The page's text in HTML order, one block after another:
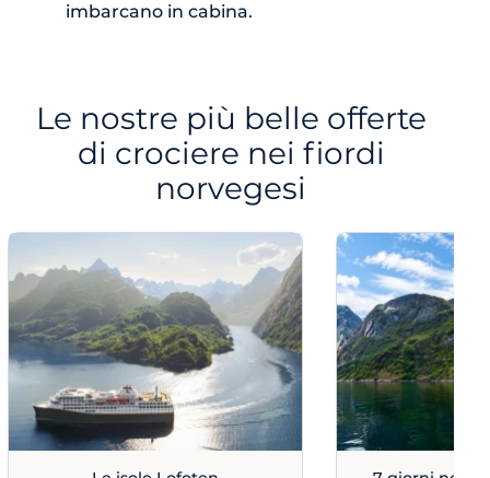
imbarcano in cabina.
Le nostre più belle offerte
di crociere nei fiordi
norvegesi